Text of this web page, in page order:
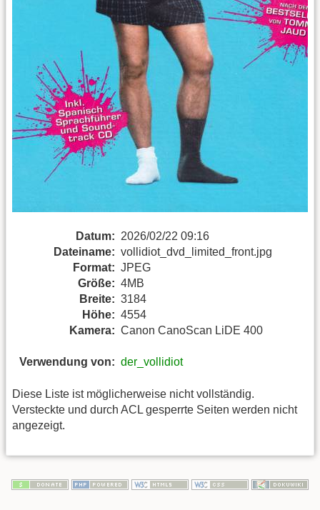
Datum: 2026/02/22 09:16
Dateiname: vollidiot_dvd_limited_front.jpg
Format: JPEG
Größe: 4MB
Breite: 3184
Höhe: 4554
Kamera: Canon CanoScan LiDE 400
Verwendung von: der_vollidiot
Diese Liste ist möglicherweise nicht vollständig.
Versteckte und durch ACL gesperrte Seiten werden nicht
angezeigt.